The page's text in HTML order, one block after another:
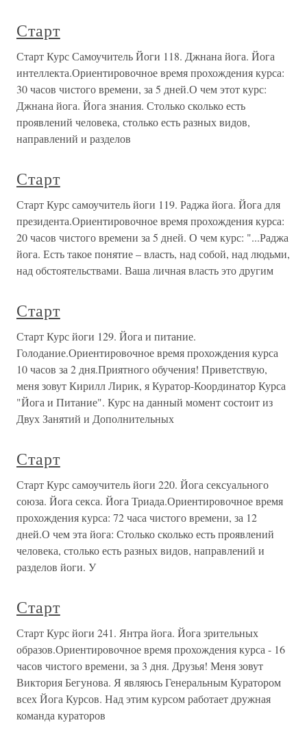
Старт
Старт Курс Самоучитель Йоги 118. Джнана йога. Йога
интеллекта.Ориентировочное время прохождения курса:
30 часов чистого времени, за 5 дней.О чем этот курс:
Джнана йога. Йога знания. Столько сколько есть
проявлений человека, столько есть разных видов,
направлений и разделов
Старт
Старт Курс самоучитель йоги 119. Раджа йога. Йога для
президента.Ориентировочное время прохождения курса:
20 часов чистого времени за 5 дней. О чем курс: "...Раджа
йога. Есть такое понятие – власть, над собой, над людьми,
над обстоятельствами. Ваша личная власть это другим
Старт
Старт Курс йоги 129. Йога и питание.
Голодание.Ориентировочное время прохождения курса
10 часов за 2 дня.Приятного обучения! Приветствую,
меня зовут Кирилл Лирик, я Куратор-Координатор Курса
"Йога и Питание". Курс на данный момент состоит из
Двух Занятий и Дополнительных
Старт
Старт Курс самоучитель йоги 220. Йога сексуального
союза. Йога секса. Йога Триада.Ориентировочное время
прохождения курса: 72 часа чистого времени, за 12
дней.О чем эта йога: Столько сколько есть проявлений
человека, столько есть разных видов, направлений и
разделов йоги. У
Старт
Старт Курс йоги 241. Янтра йога. Йога зрительных
образов.Ориентировочное время прохождения курса - 16
часов чистого времени, за 3 дня. Друзья! Меня зовут
Виктория Бегунова. Я являюсь Генеральным Куратором
всех Йога Курсов. Над этим курсом работает дружная
команда кураторов